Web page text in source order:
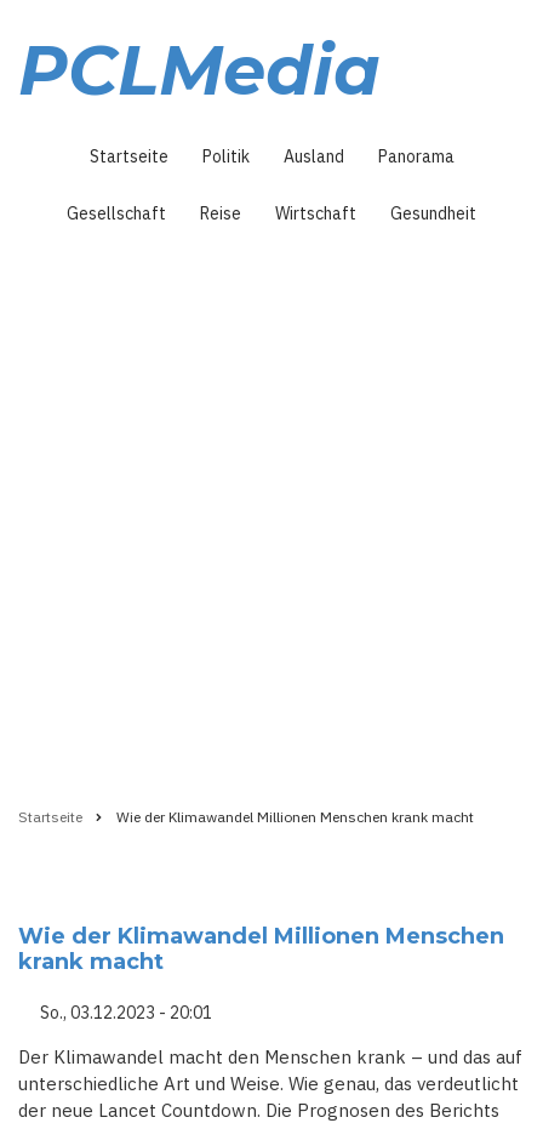
Inhalt
PCLMedia
Startseite Politik Ausland Panorama
Gesellschaft Reise Wirtschaft Gesundheit
Startseite Wie der Klimawandel Millionen Menschen krank macht
Wie der Klimawandel Millionen Menschen
krank macht
So., 03.12.2023 - 20:01
Der Klimawandel macht den Menschen krank – und das auf
unterschiedliche Art und Weise. Wie genau, das verdeutlicht
der neue Lancet Countdown. Die Prognosen des Berichts